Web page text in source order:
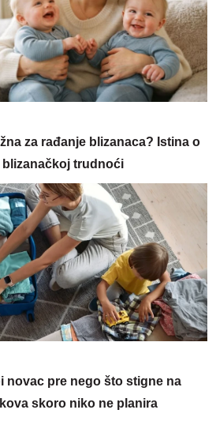
za rađanje blizanaca? Istina o
trudnoći
novac pre nego što stigne na
skoro niko ne planira